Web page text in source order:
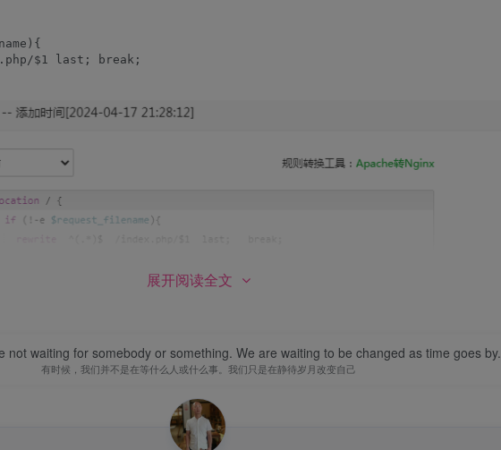
$1 last; break;
展开阅读全文
not waiting for somebody or something. We are waiting to be changed as time goes by.
有时候，我们并不是在等什么人或什么事。我们只是在静待岁月改变自己